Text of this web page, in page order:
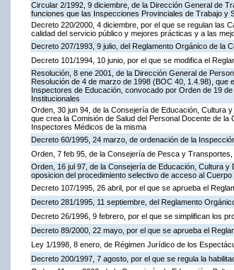
Circular 2/1992, 9 diciembre, de la Dirección General de
funciones que las Inspecciones Provinciales de Trabajo y
Decreto 220/2000, 4 diciembre, por el que se regulan las
calidad del servicio público y mejores prácticas y a las
Decreto 207/1993, 9 julio, del Reglamento Orgánico de la
Decreto 101/1994, 10 junio, por el que se modifica el
Resolución, 8 ene 2001, de la Dirección General de
Resolución de 4 de marzo de 1998 (BOC 40, 1.4.98),
Inspectores de Educación, convocado por Orden de 19
Institucionales
Orden, 30 jun 94, de la Consejería de Educación, Cultura
que crea la Comisión de Salud del Personal Docente de
Inspectores Médicos de la misma
Decreto 60/1995, 24 marzo, de ordenación de la
Orden, 7 feb 95, de la Consejería de Pesca y
Orden, 16 jul 97, de la Consejería de Educación, Cultura
oposicion del procedimiento selectivo de acceso al
Decreto 107/1995, 26 abril, por el que se aprueba el
Decreto 281/1995, 11 septiembre, del Reglamento
Decreto 26/1996, 9 febrero, por el que se simplifican los
Decreto 89/2000, 22 mayo, por el que se aprueba el
Ley 1/1998, 8 enero, de Régimen Jurídico de los
Decreto 200/1997, 7 agosto, por el que se regula la